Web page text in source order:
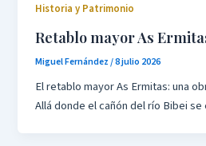
Historia y Patrimonio
Retablo mayor As
Miguel Fernández/8 julio 2026
El retablo mayor As Ermitas: una
Allá donde el cañón del río Bibei